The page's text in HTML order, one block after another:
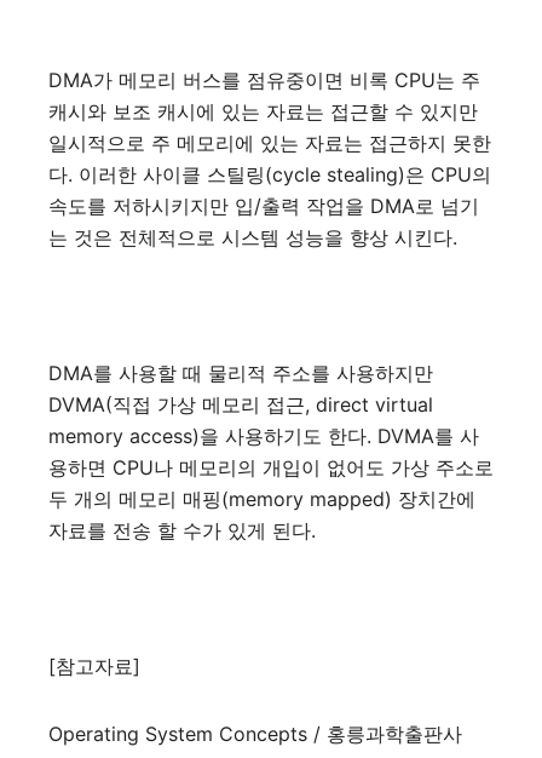
DMA가 메모리 버스를 점유중이면 비록 CPU는 주
캐시와 보조 캐시에 있는 자료는 접근할 수 있지만
일시적으로 주 메모리에 있는 자료는 접근하지 못한
다. 이러한 사이클 스틸링(cycle stealing)은 CPU의
속도를 저하시키지만 입/출력 작업을 DMA로 넘기
는 것은 전체적으로 시스템 성능을 향상 시킨다.
DMA를 사용할 때 물리적 주소를 사용하지만
DVMA(직접 가상 메모리 접근, direct virtual
memory access)을 사용하기도 한다. DVMA를 사
용하면 CPU나 메모리의 개입이 없어도 가상 주소로
두 개의 메모리 매핑(memory mapped) 장치간에
자료를 전송 할 수가 있게 된다.
[참고자료]
Operating System Concepts / 홍릉과학출판사